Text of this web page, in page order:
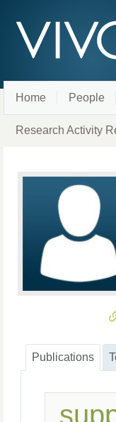
Home People
Research Activity
Publications